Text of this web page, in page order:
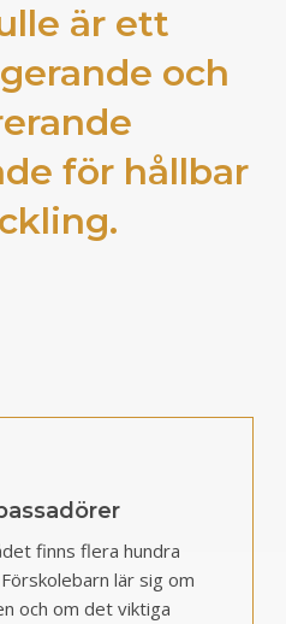
är ett
och
för hållbar
finns flera hundra
lär sig om
och om det viktiga